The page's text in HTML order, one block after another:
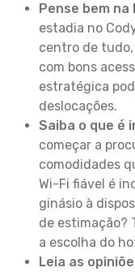
Pense bem na
estadia no
centro de
com bons
estratégica
deslocações.
Saiba o que é
começar a
comodidades
Wi-Fi fiável é
ginásio à
de estimação?
a escolha do
Leia as